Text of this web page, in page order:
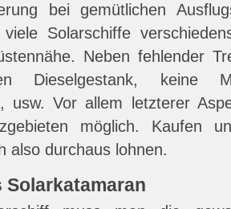
bei gemütlichen
Solarschiffe
Neben fehlender
Dieselgestank, keine
usw. Vor allem letzterer
möglich. Kaufen
also durchaus lohnen.
Solarkatamaran